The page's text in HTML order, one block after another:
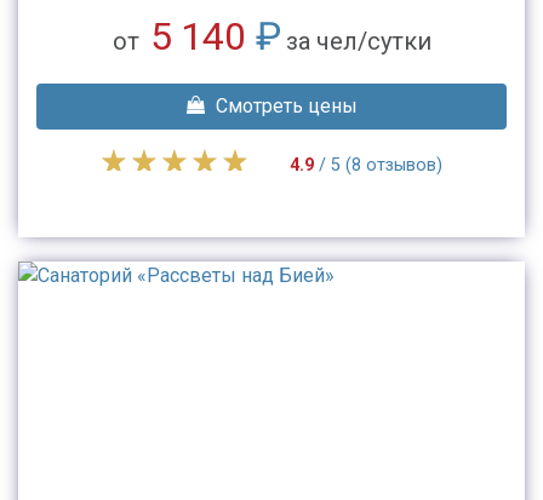
от 5 140 ₽ за чел/сутки
Смотреть цены
4.9/ 5 (8 отзывов)